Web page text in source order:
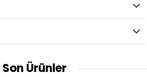
Son Ürünler